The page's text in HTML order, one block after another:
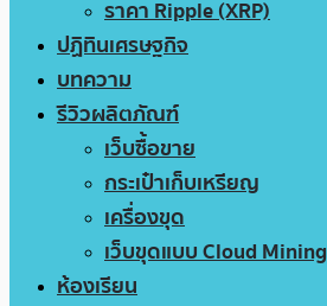
ราคา Ripple (XRP)
ปฏิทินเศรษฐกิจ
บทความ
รีวิวผลิตภัณฑ์
เว็บซื้อขาย
กระเป๋าเก็บเหรียญ
เครื่องขุด
เว็บขุดแบบ Cloud Mining
ห้องเรียน